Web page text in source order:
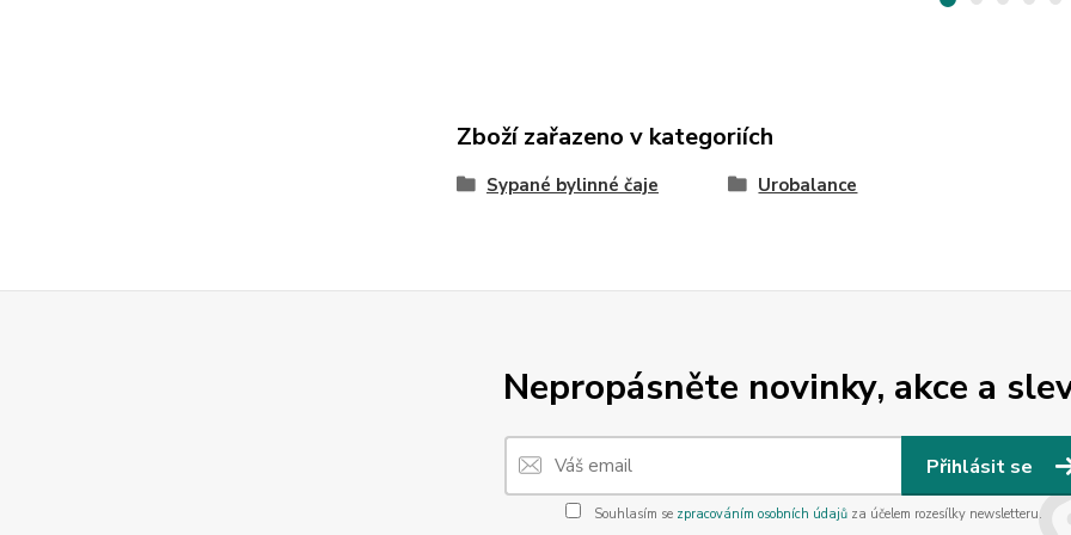
Zboží zařazeno v kategoriích
Sypané bylinné čaje Urobalance
Nepropásněte novinky, akce a
Přihlásit se
Souhlasím se zpracováním osobních údajůza účelem rozesílky newsletteru.